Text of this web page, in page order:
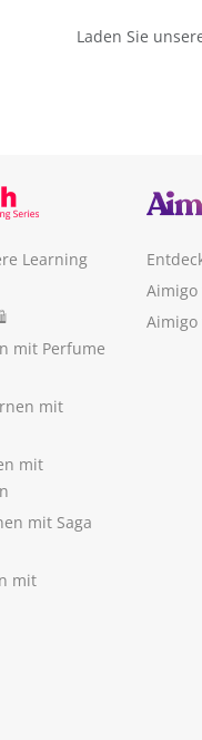
Laden Sie
Learning
mit Perfume
mit
mit
mit Saga
mit
Aimigo